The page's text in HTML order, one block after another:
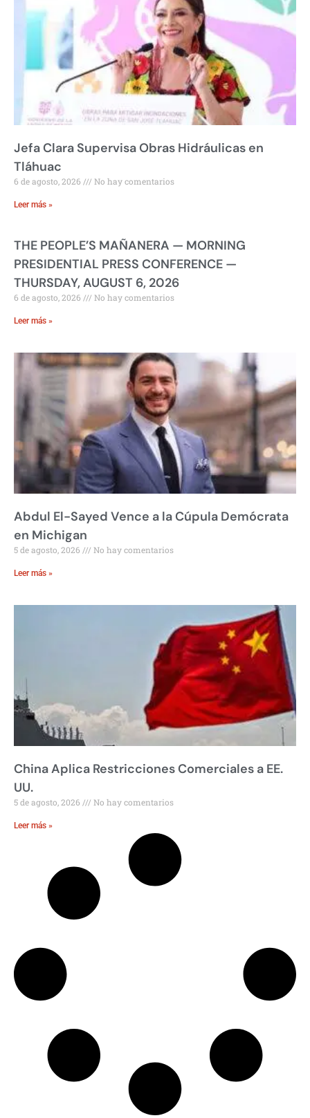
Jefa Clara Supervisa Obras Hidráulicas en
Tláhuac
6 de agosto, 2026 No hay comentarios
Leer más »
THE PEOPLE’S MAÑANERA — MORNING
PRESIDENTIAL PRESS CONFERENCE —
THURSDAY, AUGUST 6, 2026
6 de agosto, 2026 No hay comentarios
Leer más »
Abdul El-Sayed Vence a la Cúpula Demócrata
en Michigan
5 de agosto, 2026 No hay comentarios
Leer más »
China Aplica Restricciones Comerciales a EE.
UU.
5 de agosto, 2026 No hay comentarios
Leer más »